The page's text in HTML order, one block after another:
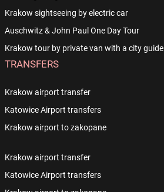
Krakow sightseeing by electric car
Auschwitz & John Paul One Day Tour
Krakow tour by private van with a city guide
TRANSFERS
Krakow airport transfer
Katowice Airport transfers
Krakow airport to zakopane
Krakow airport transfer
Katowice Airport transfers